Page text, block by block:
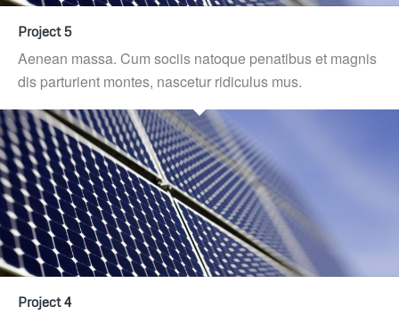
Project 5
Aenean massa. Cum sociis natoque penatibus et magnis
dis parturient montes, nascetur ridiculus mus.
Project 4